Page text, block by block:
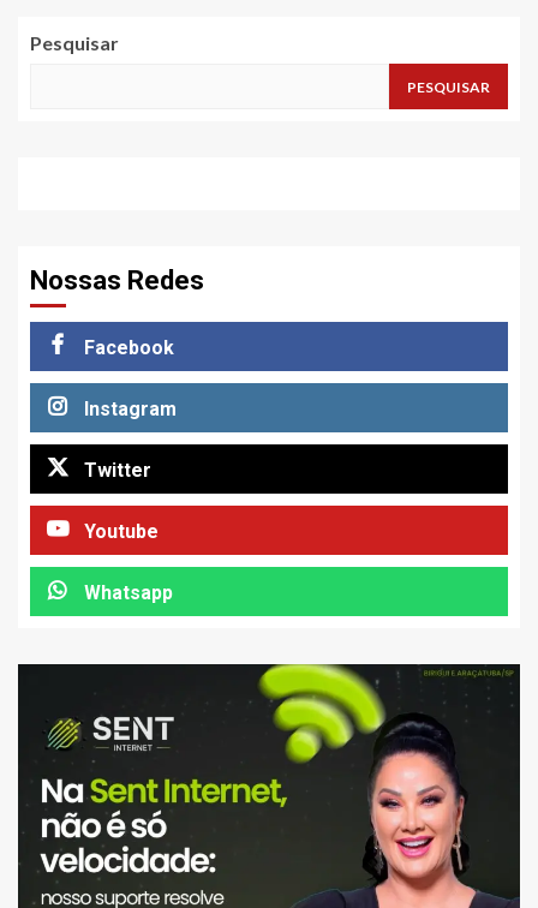
Pesquisar
PESQUISAR
Nossas Redes
Facebook
Instagram
Twitter
Youtube
Whatsapp